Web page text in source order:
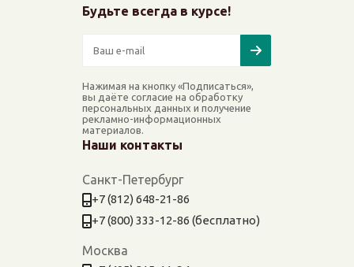
Будьте всегда в курсе!
Нажимая на кнопку «Подписаться»,
вы даёте согласие на обработку
персональных данных и получение
рекламно-информационных
материалов.
Наши контакты
Санкт-Петербург
+7 (812) 648-21-86
+7 (800) 333-12-86 (бесплатно)
Москва